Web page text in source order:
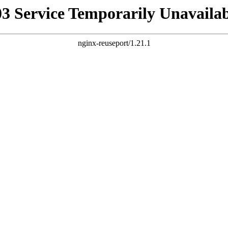
Service Temporarily
nginx-reuseport/1.21.1